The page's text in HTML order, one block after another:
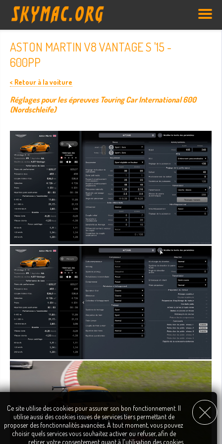
ASTON MARTIN V8 VANTAGE S '15 -
600PP
< Retour à la voiture
Réglages pour les épreuves Touring Car International 600
(Nordschleife)
Ce site utilise des cookies pour assurer son bon fonctionnement. Il
utilise aussi des cookies issues de services tiers permettant de
proposer des fonctionnalités avancées. À tout moment, vous pouvez
choisir quels services vous souhaitez activer ou refuser, afin de
retirer votre consentement quant à l'utilisation des cookies.